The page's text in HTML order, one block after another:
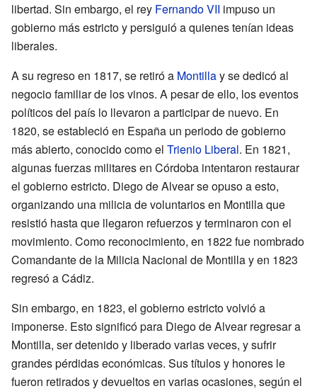
libertad. Sin embargo, el rey Fernando VII impuso un
gobierno más estricto y persiguió a quienes tenían ideas
liberales.
A su regreso en 1817, se retiró a Montillay se dedicó al
negocio familiar de los vinos. A pesar de ello, los eventos
políticos del país lo llevaron a participar de nuevo. En
1820, se estableció en España un periodo de gobierno
más abierto, conocido como el Trienio Liberal. En 1821,
algunas fuerzas militares en Córdoba intentaron restaurar
el gobierno estricto. Diego de Alvear se opuso a esto,
organizando una milicia de voluntarios en Montilla que
resistió hasta que llegaron refuerzos y terminaron con el
movimiento. Como reconocimiento, en 1822 fue nombrado
Comandante de la Milicia Nacional de Montilla y en 1823
regresó a Cádiz.
Sin embargo, en 1823, el gobierno estricto volvió a
imponerse. Esto significó para Diego de Alvear regresar a
Montilla, ser detenido y liberado varias veces, y sufrir
grandes pérdidas económicas. Sus títulos y honores le
fueron retirados y devueltos en varias ocasiones, según el